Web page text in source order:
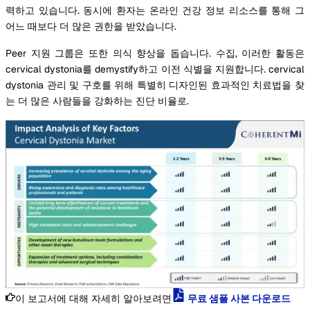
력하고 있습니다. 동시에 환자는 온라인 건강 정보 리소스를 통해 그
어느 때보다 더 많은 권한을 받았습니다.
Peer 지원 그룹은 또한 의식 향상을 돕습니다. 수집, 이러한 활동은
cervical dystonia를 demystify하고 이전 식별을 지원합니다. cervical
dystonia 관리 및 구호를 위해 특별히 디자인된 효과적인 치료법을 찾
는 더 많은 사람들을 강화하는 진단 비율로.
이 보고서에 대해 자세히 알아보려면 무료 샘플 사본 다운로드